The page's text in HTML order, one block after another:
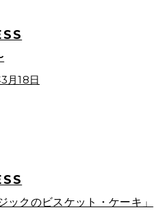
月18日
クのビスケット・ケーキ」